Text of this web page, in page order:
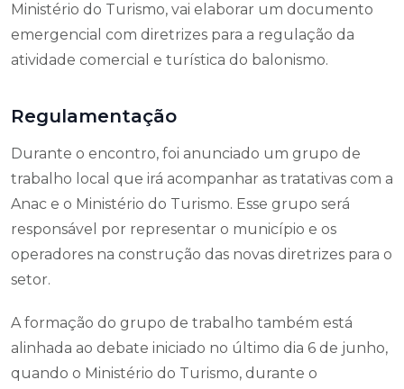
Ministério do Turismo, vai elaborar um documento
emergencial com diretrizes para a regulação da
atividade comercial e turística do balonismo.
Regulamentação
Durante o encontro, foi anunciado um grupo de
trabalho local que irá acompanhar as tratativas com a
Anac e o Ministério do Turismo. Esse grupo será
responsável por representar o município e os
operadores na construção das novas diretrizes para o
setor.
A formação do grupo de trabalho também está
alinhada ao debate iniciado no último dia 6 de junho,
quando o Ministério do Turismo, durante o